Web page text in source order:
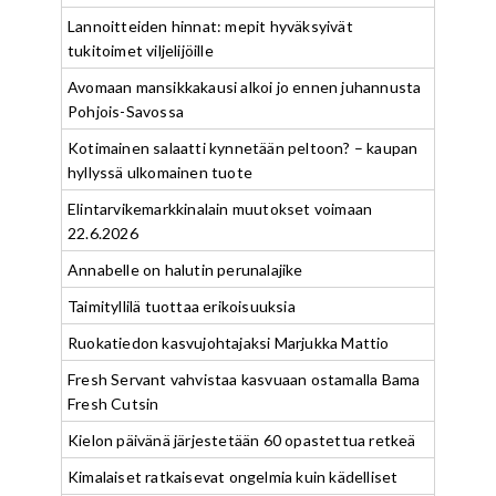
Lannoitteiden hinnat: mepit hyväksyivät
tukitoimet viljelijöille
Avomaan mansikkakausi alkoi jo ennen juhannusta
Pohjois-Savossa
Kotimainen salaatti kynnetään peltoon? – kaupan
hyllyssä ulkomainen tuote
Elintarvikemarkkinalain muutokset voimaan
22.6.2026
Annabelle on halutin perunalajike
Taimityllilä tuottaa erikoisuuksia
Ruokatiedon kasvujohtajaksi Marjukka Mattio
Fresh Servant vahvistaa kasvuaan ostamalla Bama
Fresh Cutsin
Kielon päivänä järjestetään 60 opastettua retkeä
Kimalaiset ratkaisevat ongelmia kuin kädelliset